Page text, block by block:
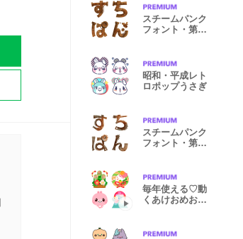
スチームパンク
フォント・第一
昭和・平成レト
ロポップうさぎ
スチームパンク
フォント・第二
毎年使える♡動
くあけおめお正